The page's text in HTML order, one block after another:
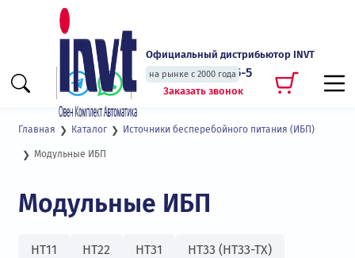
Официальный дистрибьютор INVT
на рынке с 2000 года
+7 (495) 135-135-5
Заказать звонок
Главная Каталог Источники бесперебойного питания (ИБП)
Модульные ИБП
Модульные ИБП
HT11 HT22 HT31 HT33 (HT33-TX)